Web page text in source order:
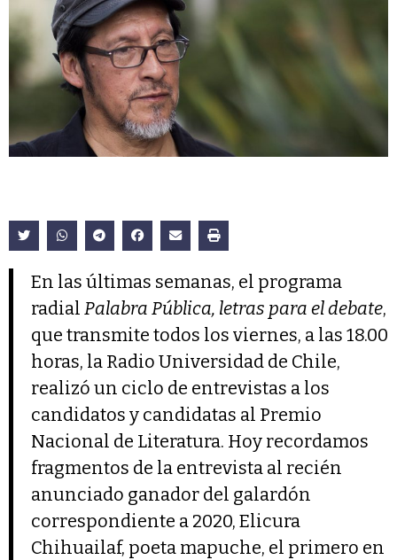
En las últimas semanas, el programa
radial Palabra Pública, letras para el debate,
que transmite todos los viernes, a las 18.00
horas, la Radio Universidad de Chile,
realizó un ciclo de entrevistas a los
candidatos y candidatas al Premio
Nacional de Literatura. Hoy recordamos
fragmentos de la entrevista al recién
anunciado ganador del galardón
correspondiente a 2020, Elicura
Chihuailaf, poeta mapuche, el primero en